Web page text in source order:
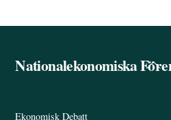
Nationalekonomiska
Ekonomisk Debatt